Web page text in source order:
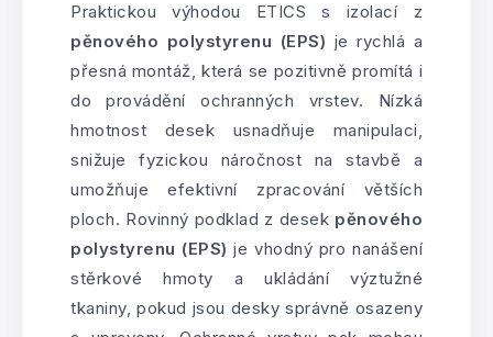
Praktickou výhodou ETICS s izolací z
pěnového polystyrenu (EPS) je rychlá a
přesná montáž, která se pozitivně promítá i
do provádění ochranných vrstev. Nízká
hmotnost desek usnadňuje manipulaci,
snižuje fyzickou náročnost na stavbě a
umožňuje efektivní zpracování větších
ploch. Rovinný podklad z desek pěnového
polystyrenu (EPS) je vhodný pro nanášení
stěrkové hmoty a ukládání výztužné
tkaniny, pokud jsou desky správně osazeny